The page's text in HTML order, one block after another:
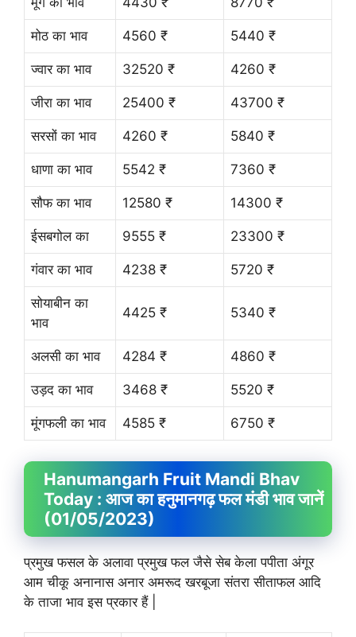
मोठ का भाव 4560 ₹ 5440 ₹
ज्वार का भाव 32520 ₹ 4260 ₹
जीरा का भाव 25400 ₹ 43700 ₹
सरसों का भाव 4260 ₹ 5840 ₹
धाणा का भाव 5542 ₹ 7360 ₹
सौफ का भाव 12580 ₹ 14300 ₹
ईसबगोल का 9555 ₹ 23300 ₹
गंवार का भाव 4238 ₹ 5720 ₹
सोयाबीन का
भाव
4425 ₹ 5340 ₹
अलसी का भाव 4284 ₹ 4860 ₹
उड़द का भाव 3468 ₹ 5520 ₹
मूंगफली का भाव 4585 ₹ 6750 ₹
Hanumangarh Fruit Mandi Bhav
Today : आज का हनुमानगढ़ फल मंडी भाव जानें
(01/05/2023)
प्रमुख फसल के अलावा प्रमुख फल जैसे सेब केला पपीता अंगूर
आम चीकू अनानास अनार अमरूद खरबूजा संतरा सीताफल आदि
के ताजा भाव इस प्रकार हैं |